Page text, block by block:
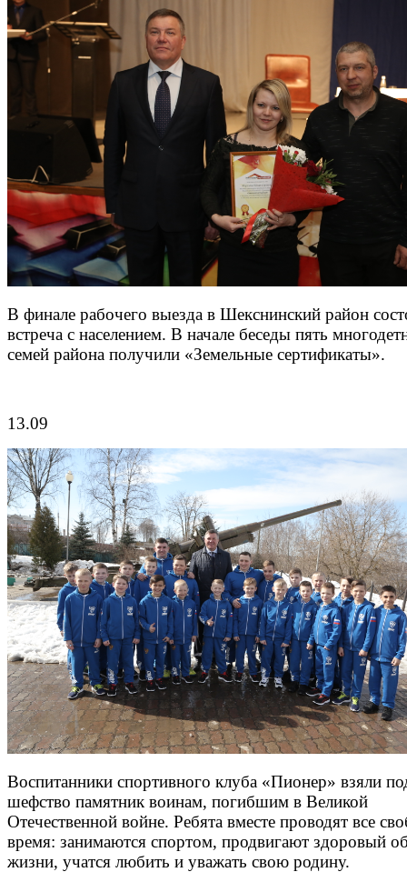
В финале рабочего выезда в Шекснинский район
встреча с населением. В начале беседы пять
семей района получили «Земельные сертификаты».
13.09
Воспитанники спортивного клуба «Пионер» взяли
шефство памятник воинам, погибшим в Великой
Отечественной войне. Ребята вместе проводят все
время: занимаются спортом, продвигают здоровый
жизни, учатся любить и уважать свою родину.